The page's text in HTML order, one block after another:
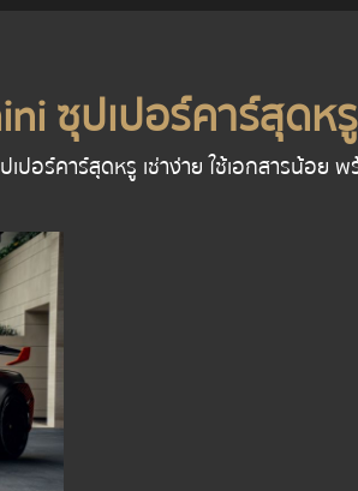
ซุปเปอร์คาร์สุด
ปอร์คาร์สุดหรู เช่าง่าย ใช้เอกสารน้อ